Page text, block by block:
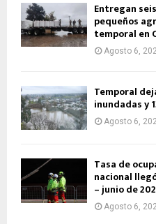
Entregan
pequeños
temporal en
Agosto 6,
Temporal
inundadas y
Agosto 6,
Tasa de
nacional
– junio de
Agosto 6,